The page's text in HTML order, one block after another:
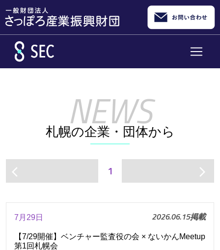
札幌の企業・団体から
arrow_back_ios 1 arrow_forward_ios
7月29日 2026.06.15掲載
【7/29開催】ベンチャー監査役の会 × ないかんMeetup
第1回札幌会